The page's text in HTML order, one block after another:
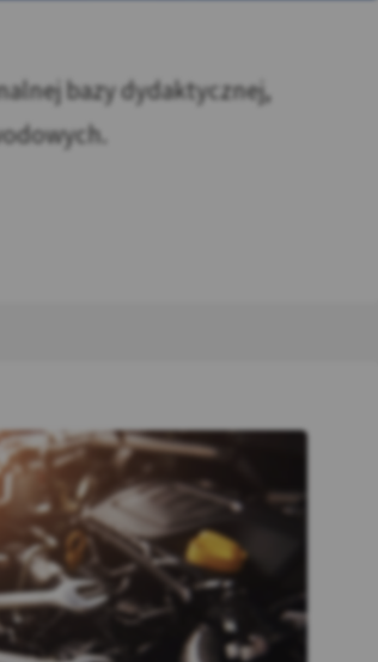
bazy dydaktycznej,